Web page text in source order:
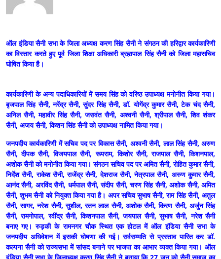
ऑल इंडिया सैनी सभा के जिला अध्यक्ष करण सिंह सैनी ने संगठन की हरिद्वार कार्यकारिणी
का विस्तार करते हुए पूर्व जिला शिक्षा अधिकारी ब्रह्मपाल सिंह सैनी को जिला महासचिव
घोषित किया है।
कार्यकारिणी के अन्य पदाधिकारियों में समय सिंह को वरिष्ठ उपाध्यक्ष मनोनीत किया गया।
बृजपाल सिंह सैनी, नरेंद्र सैनी, सुंदर सिंह सैनी, डॉ. योगेंद्र कुमार सैनी, टेक चंद सैनी,
अनिल सैनी, महावीर सिंह सैनी, जसवंत सैनी, अश्वनी सैनी, श्रीपाल सैनी, शिव शंकर
सैनी, अजय सैनी, किशन सिंह सैनी को उपाध्यक्ष नामित किया गया।
जनपदीय कार्यकारिणी में सचिव पद पर विकास सैनी, अश्वनी सैनी, लाल सिंह सैनी, अरुण
सैनी, दीपक सैनी, विजयपाल सैनी, रूपराम, किशोर सैनी, राजपाल सैनी, किशनपाल,
अशोक सैनी को मनोनीत किया गया। संगठन सचिव पद पर अमित सैनी, रोहित कुमार सैनी,
निर्देश सैनी, राकेश सैनी, राजेंद्र सैनी, देशराज सैनी, नेत्रपाल सैनी, अरुण कुमार सैनी,
आनंद सैनी, अरविंद सैनी, धर्मपाल सैनी, संदीप सैनी, चरण सिंह सैनी, अशोक सैनी, अमित
सैनी, शुभम सैनी को नियुक्त किया गया है। अपर सचिव सुभाष सैनी, राम सिंह सैनी, अतुल
सैनी, सागर, नरेश सैनी, सुशील, रतन लाल सैनी, अशोक सैनी, किरण सैनी, अर्जुन सिंह
सैनी, रामगोपाल, रवींद्र सैनी, किशनपाल सैनी, जयपाल सैनी, सुभाष सैनी, नरेश सैनी
बनाए गए। रुड़की के रामनगर चौक स्थित एक होटल में ऑल इंडिया सैनी सभा के
जनपदीय अधिवेशन में इसकी घोषणा की गई। सर्वसम्मति से प्रस्ताव पारित कर डॉ.
कल्पना सैनी को राज्यसभा में सांसद बनाने पर भाजपा का आभार व्यक्त किया गया। ऑल